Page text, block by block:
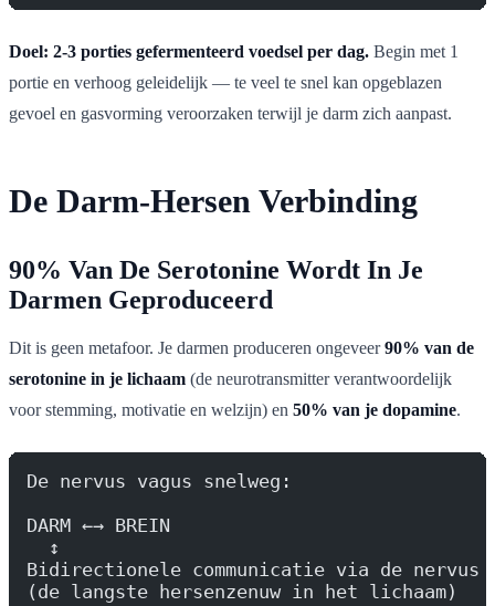
Doel: 2-3 porties gefermenteerd voedsel per dag. Begin met 1
portie en verhoog geleidelijk — te veel te snel kan opgeblazen
gevoel en gasvorming veroorzaken terwijl je darm zich aanpast.
De Darm-Hersen Verbinding
90% Van De Serotonine Wordt In Je
Darmen Geproduceerd
Dit is geen metafoor. Je darmen produceren ongeveer90% van de
serotonine in je lichaam (de neurotransmitter verantwoordelijk
voor stemming, motivatie en welzijn) en 50% van je dopamine.
De nervus vagus snelweg:
DARM ←→ BREIN
  ↕
Bidirectionele communicatie via de nervus
(de langste hersenzenuw in het lichaam)